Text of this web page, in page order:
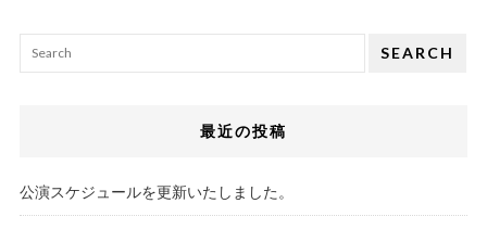
SEARCH
最近の投稿
公演スケジュールを更新いたしました。